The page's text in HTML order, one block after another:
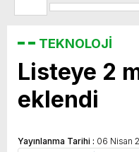
TEKNOLOJİ
Listeye 2
eklendi
Yayınlanma Tarihi : 06 Nisan